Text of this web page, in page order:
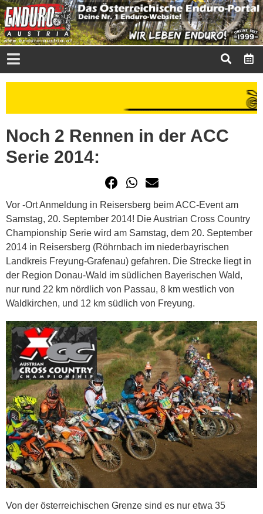
Noch 2 Rennen in der ACC
Serie 2014:
Vor -Ort Anmeldung in Reisersberg beim ACC-Event am
Samstag, 20. September 2014! Die Austrian Cross Country
Championship Serie wird am Samstag, dem 20. September
2014 in Reisersberg (Röhrnbach im niederbayrischen
Landkreis Freyung-Grafenau) gefahren. Die Strecke liegt in
der Region Donau-Wald im südlichen Bayerischen Wald,
nur rund 22 km nördlich von Passau, 8 km westlich von
Waldkirchen, und 12 km südlich von Freyung.
Von der österreichischen Grenze sind es nur etwa 35